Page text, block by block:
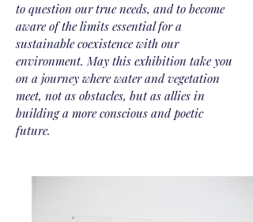
to question our true needs, and to become
aware of the limits essential for a
sustainable coexistence with our
environment. May this exhibition take you
on a journey where water and vegetation
meet, not as obstacles, but as allies in
building a more conscious and poetic
future.